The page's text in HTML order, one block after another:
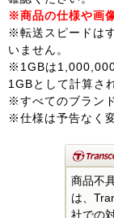
※商品の仕様や画
※転送スピードは
いません。
※1GBは
1GBとして計算さ
※すべてのブラン
※仕様は予告なく
商品不
は、
社での